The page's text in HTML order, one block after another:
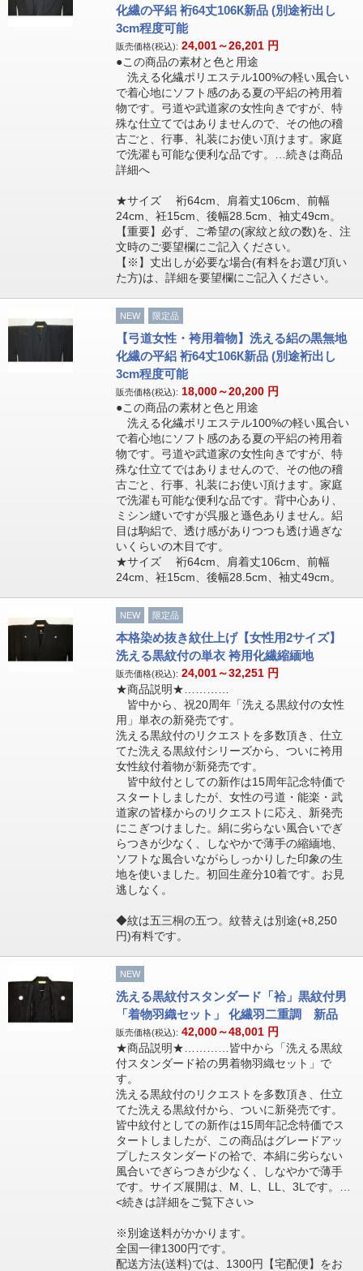
化繊の平絽 裄64丈106К新品 (別途裄出し
3cm程度可能
販売価格(税込): 24,001～26,201 円
●この商品の素材と色と用途
洗える化繊ポリエステル100%の軽い風合い
で着心地にソフト感のある夏の平絽の袴用着
物です。弓道や武道家の女性向きですが、特
殊な仕立てではありませんので、その他の稽
古ごと、行事、礼装にお使い頂けます。家庭
で洗濯も可能な便利な品です。…続きは商品
詳細へ
★サイズ 裄64cm、肩着丈106cm、前幅
24cm、衽15cm、後幅28.5cm、袖丈49cm。
【重要】必ず、ご希望の(家紋と紋の数)を、注
文時のご要望欄にご記入ください。
【※】丈出しが必要な場合(有料をお選び頂い
た方)は、詳細を要望欄にご記入ください。
NEW 限定品
【弓道女性・袴用着物】洗える絽の黒無地
化繊の平絽 裄64丈106К新品 (別途裄出し
3cm程度可能
販売価格(税込): 18,000～20,200 円
●この商品の素材と色と用途
洗える化繊ポリエステル100%の軽い風合い
で着心地にソフト感のある夏の平絽の袴用着
物です。弓道や武道家の女性向きですが、特
殊な仕立てではありませんので、その他の稽
古ごと、行事、礼装にお使い頂けます。家庭
で洗濯も可能な便利な品です。背中心あり、
ミシン縫いですが呉服と遜色ありません。絽
目は駒絽で、透け感がありつつも透け過ぎな
いくらいの木目です。
★サイズ 裄64cm、肩着丈106cm、前幅
24cm、衽15cm、後幅28.5cm、袖丈49cm。
NEW 限定品
本格染め抜き紋仕上げ【女性用2サイズ】
洗える黒紋付の単衣 袴用化繊縮緬地
販売価格(税込): 24,001～32,251 円
★商品説明★…………
皆中から、祝20周年「洗える黒紋付の女性
用」単衣の新発売です。
洗える黒紋付のリクエストを多数頂き、仕立
てた洗える黒紋付シリーズから、ついに袴用
女性紋付着物が新発売です。
皆中紋付としての新作は15周年記念特価で
スタートしましたが、女性の弓道・能楽・武
道家の皆様からのリクエストに応え、新発売
にこぎつけました。絹に劣らない風合いでぎ
らつきが少なく、しなやかで薄手の縮緬地、
ソフトな風合いながらしっかりした印象の生
地を使いました。初回生産分10着です。お見
逃しなく。
◆紋は五三桐の五つ。紋替えは別途(+8,250
円)有料です。
NEW
洗える黒紋付スタンダード「袷」黒紋付男
「着物羽織セット」 化繊羽二重調 新品
販売価格(税込): 42,000～48,001 円
★商品説明★…………皆中から「洗える黒紋
付スタンダード袷の男着物羽織セット」で
す。
洗える黒紋付のリクエストを多数頂き、仕立
てた洗える黒紋付から、ついに新発売です。
皆中紋付としての新作は15周年記念特価でス
タートしましたが、この商品はグレードアッ
プしたスタンダードの袷で、本絹に劣らない
風合いでぎらつきが少なく、しなやかで薄手
です。サイズ展開は、M、L、LL、3Lです。…
<続きは詳細をご覧下さい>
※別途送料がかかります。
全国一律1300円です。
配送方法(送料)では、1300円【宅配便】をお